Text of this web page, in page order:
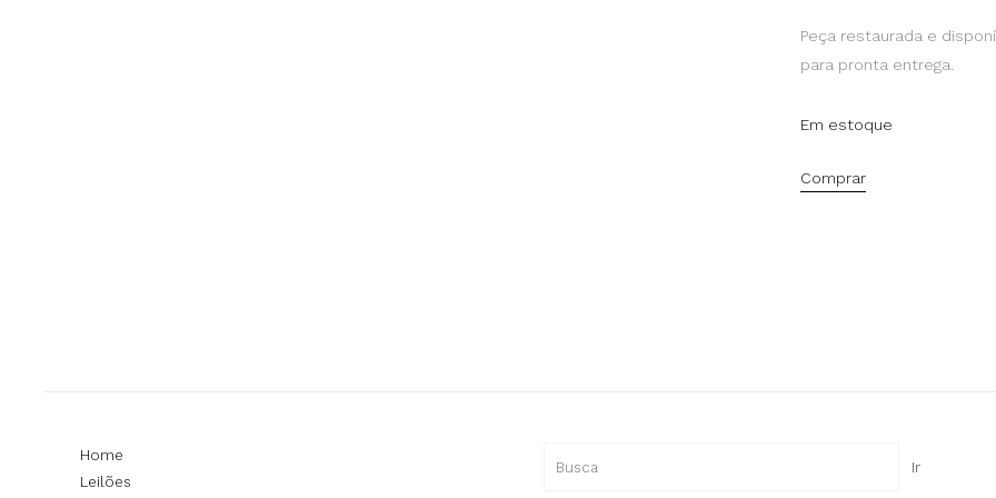
Peça restaurada e
para pronta entrega.
Em estoque
Comprar
Home
Leilões
Ir